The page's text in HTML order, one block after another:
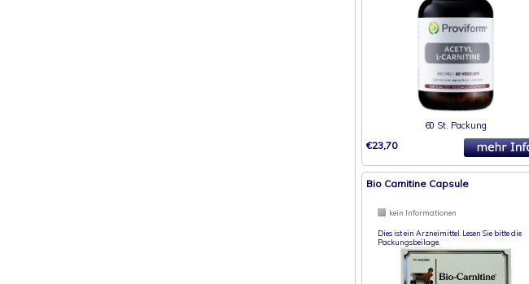
60 St. Packung
€23,70
Bio Carnitine Capsule
kein Informationen
Dies ist ein Arzneimittel. Lesen Sie bitte die
Packungsbeilage.